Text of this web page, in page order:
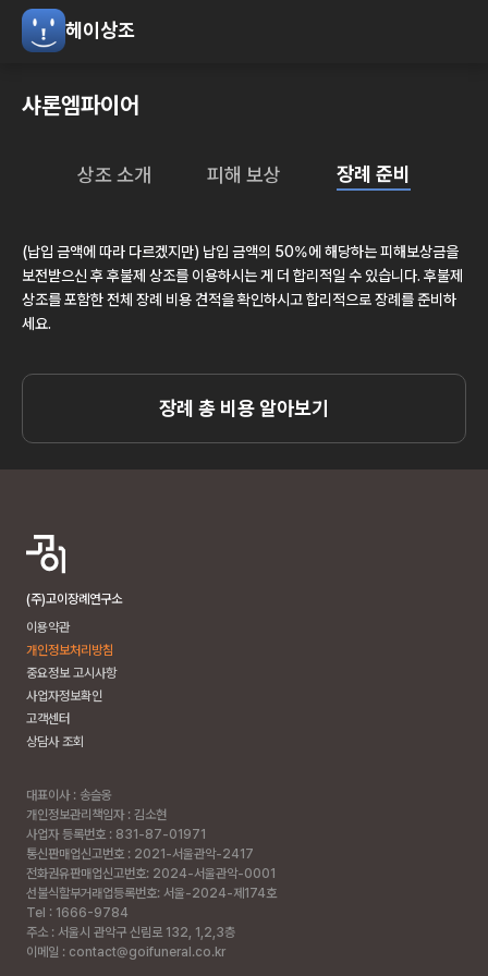
헤이상조
샤론엠파이어
상조 소개 피해 보상 장례 준비
(납입 금액에 따라 다르겠지만) 납입 금액의 50%에 해당하는 피해보상금을
보전받으신 후 후불제 상조를 이용하시는 게 더 합리적일 수 있습니다. 후불제
상조를 포함한 전체 장례 비용 견적을 확인하시고 합리적으로 장례를 준비하
세요.
장례 총 비용 알아보기
(주)고이장례연구소
이용약관
개인정보처리방침
중요정보 고시사항
사업자정보확인
고객센터
상담사 조회
대표이사 : 송슬옹
개인정보관리책임자 : 김소현
사업자 등록번호 : 831-87-01971
통신판매업신고번호 : 2021-서울관악-2417
전화권유판매업신고번호: 2024-서울관악-0001
선불식할부거래업등록번호: 서울-2024-제174호
Tel : 1666-9784
주소 : 서울시 관악구 신림로 132, 1,2,3층
이메일 : contact@goifuneral.co.kr